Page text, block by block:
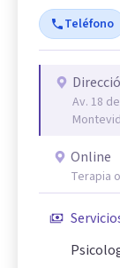
Teléfono
Av. 18
Online
Terapia